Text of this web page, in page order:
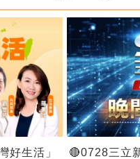
好生活」
🔴0728三立